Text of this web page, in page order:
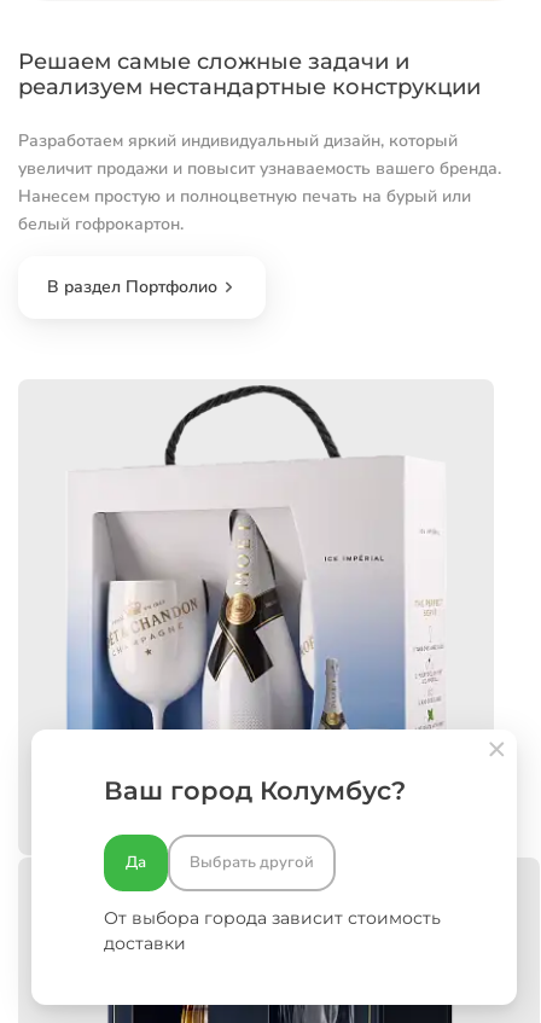
Решаем самые сложные задачи и
реализуем нестандартные конструкции
Разработаем яркий индивидуальный дизайн, который
увеличит продажи и повысит узнаваемость вашего бренда.
Нанесем простую и полноцветную печать на бурый или
белый гофрокартон.
В раздел Портфолио
Ваш город Колумбус?
Да Выбрать другой
От выбора города зависит стоимость
доставки